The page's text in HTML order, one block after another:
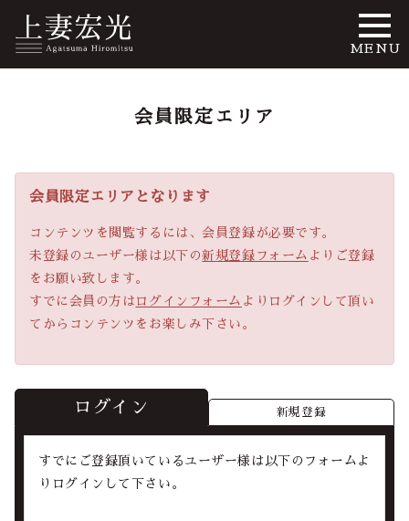
MENU
会員限定エリア
会員限定エリアとなります
コンテンツを閲覧するには、会員登録が必要です。
未登録のユーザー様は以下の新規登録フォーム よりご登録
をお願い致します。
すでに会員の方は ログインフォーム よりログインして頂い
てからコンテンツをお楽しみ下さい。
ログイン 新規登録
すでにご登録頂いているユーザー様は以下のフォームよ
りログインして下さい。